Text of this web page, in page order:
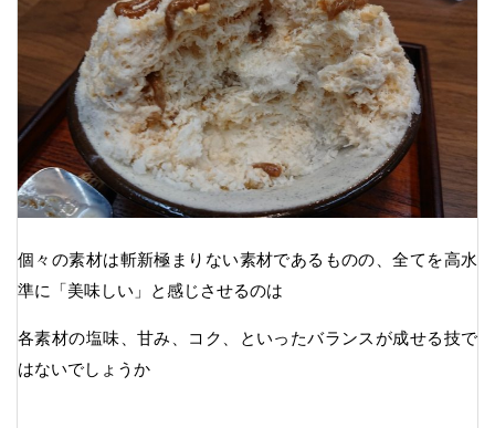
個々の素材は斬新極まりない素材であるものの、全てを高水
準に「美味しい」と感じさせるのは
各素材の塩味、甘み、コク、といったバランスが成せる技で
はないでしょうか